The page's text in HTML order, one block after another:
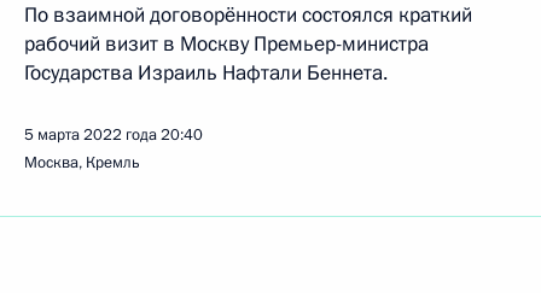
По взаимной договорённости состоялся краткий
рабочий визит в Москву Премьер-министра
Государства Израиль Нафтали Беннета.
5 марта 2022 года20:40
Москва, Кремль